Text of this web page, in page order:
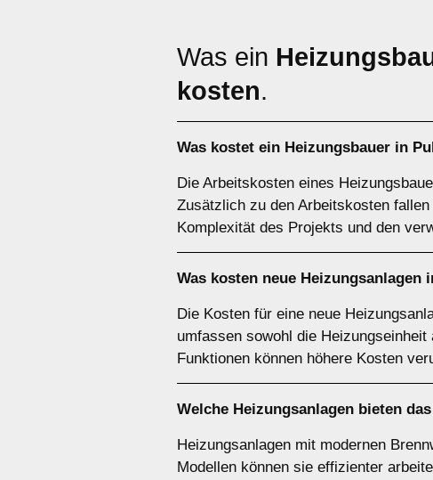
Was ein
kosten.
Was kostet ein Heizungsbauer in
Die Arbeitskosten eines
Zusätzlich zu den Arbeitskosten
Komplexität des Projekts und den
Was kosten neue Heizungsanlagen
Die Kosten für eine neue
umfassen sowohl die
Funktionen können höhere Kosten
Welche Heizungsanlagen bieten
Heizungsanlagen mit modernen
Modellen können sie effizienter